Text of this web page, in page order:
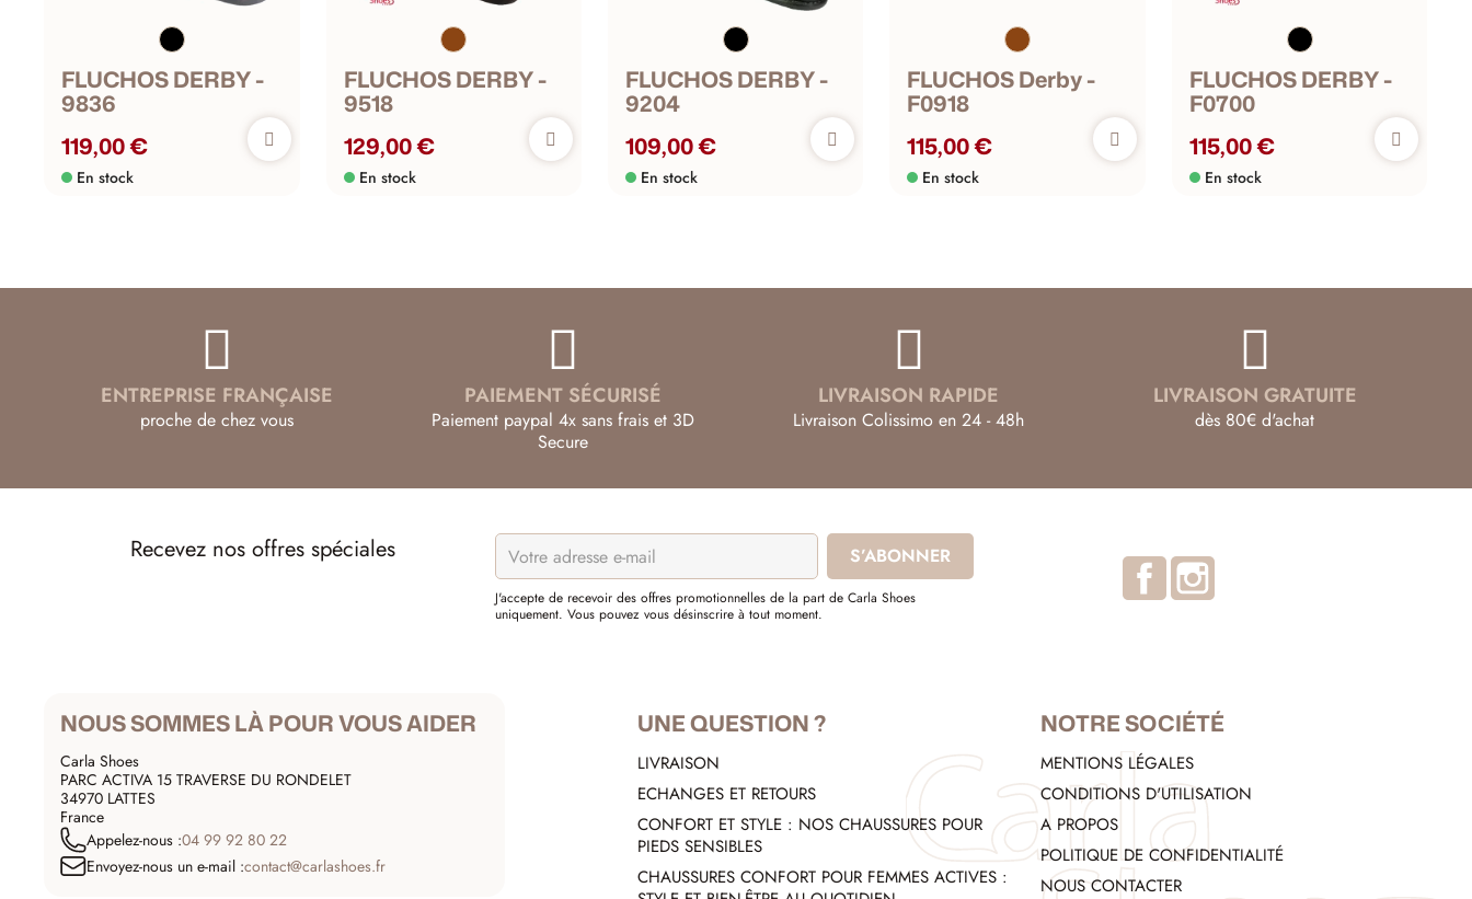
FLUCHOS DERBY -
9836
119,00 €
En stock
FLUCHOS DERBY -
9518
129,00 €
En stock
FLUCHOS DERBY -
9204
109,00 €
En stock
FLUCHOS Derby -
F0918
115,00 €
En stock
FLUCHOS DERBY -
F0700
115,00 €
En stock
ENTREPRISE FRANÇAISE
proche de chez vous
PAIEMENT SÉCURISÉ
Paiement paypal 4x sans frais et 3D
Secure
LIVRAISON RAPIDE
Livraison Colissimo en 24 - 48h
LIVRAISON GRATUITE
dès 80€ d'achat
Recevez nos offres spéciales
J'accepte de recevoir des offres promotionnelles de la part de Carla Shoes
uniquement. Vous pouvez vous désinscrire à tout moment.
Facebook
NOUS SOMMES LÀ POUR VOUS AIDER
Carla Shoes
PARC ACTIVA 15 TRAVERSE DU RONDELET
34970 LATTES
France
Appelez-nous :04 99 92 80 22
Envoyez-nous un e-mail :contact@carlashoes.fr
UNE QUESTION ?
LIVRAISON
ECHANGES ET RETOURS
CONFORT ET STYLE : NOS CHAUSSURES POUR
PIEDS SENSIBLES
CHAUSSURES CONFORT POUR FEMMES ACTIVES :
NOTRE SOCIÉTÉ
MENTIONS LÉGALES
CONDITIONS D'UTILISATION
A PROPOS
POLITIQUE DE CONFIDENTIALITÉ
NOUS CONTACTER